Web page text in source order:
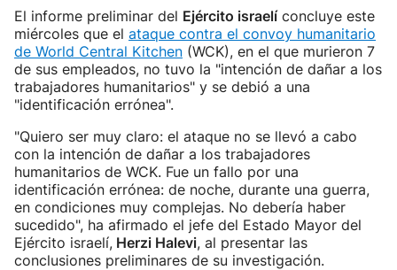
El informe preliminar del Ejército israelíconcluye este
miércoles que el ataque contra el convoy humanitario
de World Central Kitchen (WCK), en el que murieron 7
de sus empleados, no tuvo la "intención de dañar a los
trabajadores humanitarios" y se debió a una
"identificación errónea".
"Quiero ser muy claro: el ataque no se llevó a cabo
con la intención de dañar a los trabajadores
humanitarios de WCK. Fue un fallo por una
identificación errónea: de noche, durante una guerra,
en condiciones muy complejas. No debería haber
sucedido", ha afirmado el jefe del Estado Mayor del
Ejército israelí, Herzi Halevi, al presentar las
conclusiones preliminares de su investigación.